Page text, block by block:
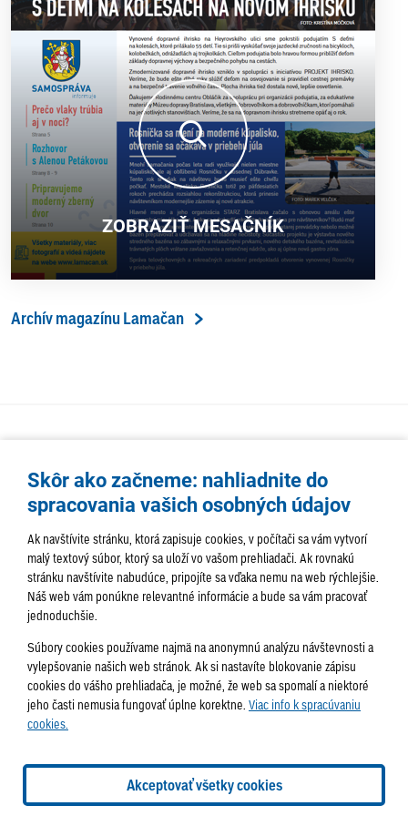
ZOBRAZIŤ MESAČNÍK
Archív magazínu Lamačan
AKTUALITY TÉMA SAMOSPRÁVA
SERVIS
HISTÓRIA PODUJATIA
info@lamac.sk
Dispečing: dispecing@lamac.sk
Doručovanie
novín
Tlačené vydania Sadzobník inzercie
Skôr ako začneme: nahliadnite do
spracovania vašich osobných údajov
Ak navštívite stránku, ktorá zapisuje cookies, v počítači sa vám vytvorí
malý textový súbor, ktorý sa uloží vo vašom prehliadači. Ak rovnakú
stránku navštívite nabudúce, pripojíte sa vďaka nemu na web rýchlejšie.
Náš web vám ponúkne relevantné informácie a bude sa vám pracovať
jednoduchšie.
Súbory cookies používame najmä na anonymnú analýzu návštevnosti a
vylepšovanie našich web stránok. Ak si nastavíte blokovanie zápisu
cookies do vášho prehliadača, je možné, že web sa spomalí a niektoré
jeho časti nemusia fungovať úplne korektne. Viac info k spracúvaniu
cookies.
Akceptovať všetky cookies